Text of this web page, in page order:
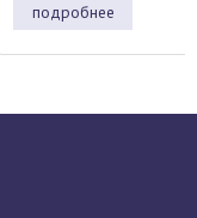
подробнее